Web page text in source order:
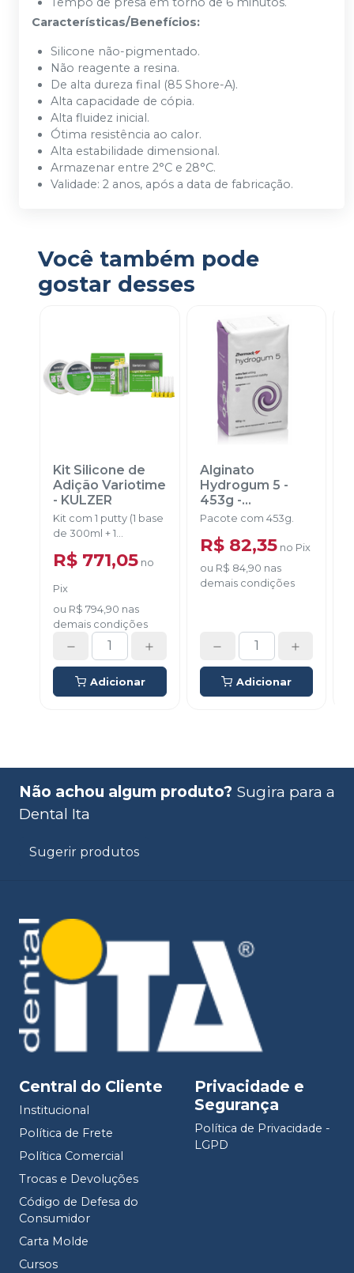
Características/Benefícios:
Silicone não-pigmentado.
Não reagente a resina.
De alta dureza final (85 Shore-A).
Alta capacidade de cópia.
Alta fluidez inicial.
Ótima resistência ao calor.
Alta estabilidade dimensional.
Armazenar entre 2°C e 28°C.
Validade: 2 anos, após a data de fabricação.
Você também pode
gostar desses
Kit Silicone de
Adição Variotime
- KULZER
Kit com 1 putty (1 base
de 300ml + 1
+ 2 light flow de 50ml
misturadoras e 02
colheres dosadoras.
R$ 771,05 no
Pix
ou R$ 794,90 nas
demais condições
Adicionar
Alginato
Hydrogum 5 -
453g -
ZHERMACK
Pacote com 453g.
R$ 82,35 no Pix
ou R$ 84,90 nas
demais condições
Adicionar
Não achou algum produto? Sugira para a
Dental Ita
Sugerir produtos
Central do Cliente
Institucional
Política de Frete
Política Comercial
Trocas e Devoluções
Código de Defesa do
Consumidor
Carta Molde
Cursos
Privacidade e
Segurança
Política de Privacidade -
LGPD